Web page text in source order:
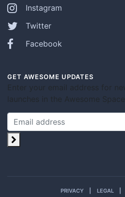
Instagram
Twitter
Facebook
GET AWESOME UPDATES
Enter your email address for
launches in the Awesome
PRIVACY LEGAL